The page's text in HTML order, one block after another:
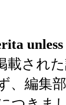
載され
、編集